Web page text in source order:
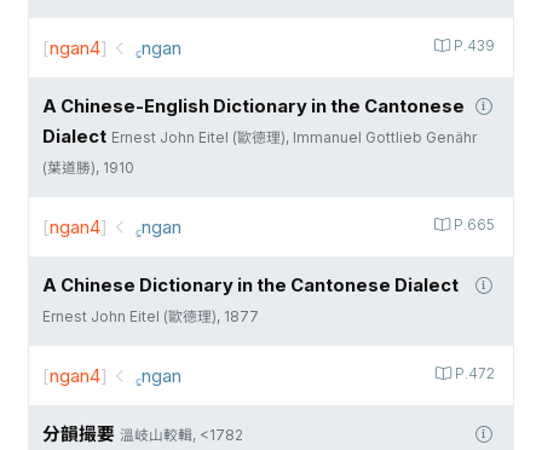
P.439
[ngan4] ꜁ngan
A Chinese-English Dictionary in the Cantonese
Dialect Ernest John Eitel (歐德理), Immanuel Gottlieb Genähr
(葉道勝), 1910
P.665
[ngan4] ꜁ngan
A Chinese Dictionary in the Cantonese Dialect
Ernest John Eitel (歐德理), 1877
P.472
[ngan4] ꜁ngan
分韻撮要 溫岐山較輯, <1782